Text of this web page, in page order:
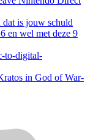
dat is jouw schuld
en wel met deze 9
to-digital-
in God of War-